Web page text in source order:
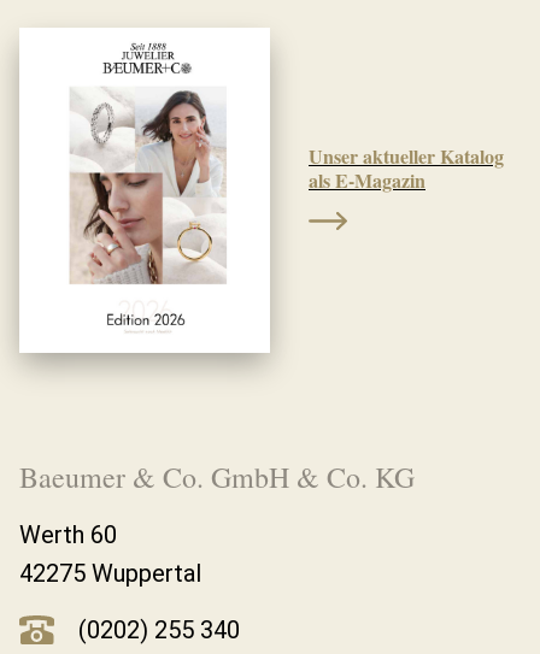
Unser aktueller Katalog
als E-Magazin
Baeumer & Co. GmbH & Co. KG
Werth 60
42275 Wuppertal
(0202) 255 340